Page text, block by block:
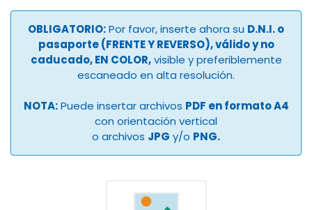
OBLIGATORIO:Por favor, inserte ahora su D.N.I. o
pasaporte (FRENTE Y REVERSO), válido y no
caducado, EN COLOR,visible y preferiblemente
escaneado en alta resolución.
NOTA:Puede insertar archivos PDF en formato A4
con orientación vertical
o archivos JPG y/o PNG.